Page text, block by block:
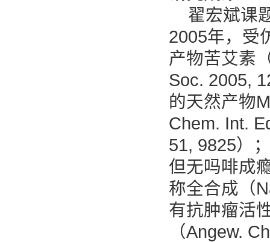
翟宏斌课
2005年，受
产物苦艾素
Soc. 2005,
的天然产物
Chem. Int.
51, 9825）
但无吗啡成
称全合成（
有抗肿瘤活
（Angew.